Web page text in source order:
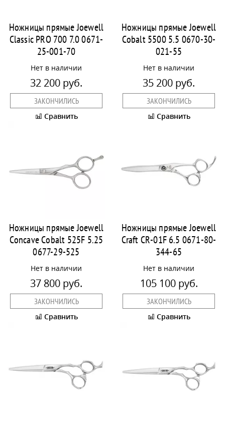
Ножницы прямые Joewell
Classic PRO 700 7.0 0671-
25-001-70
Нет в наличии
32 200 руб.
ЗАКОНЧИЛИСЬ
Сравнить
Ножницы прямые Joewell
Cobalt 5500 5.5 0670-30-
021-55
Нет в наличии
35 200 руб.
ЗАКОНЧИЛИСЬ
Сравнить
Ножницы прямые Joewell
Concave Cobalt 525F 5.25
0677-29-525
Нет в наличии
37 800 руб.
ЗАКОНЧИЛИСЬ
Сравнить
Ножницы прямые Joewell
Craft CR-01F 6.5 0671-80-
344-65
Нет в наличии
105 100 руб.
ЗАКОНЧИЛИСЬ
Сравнить